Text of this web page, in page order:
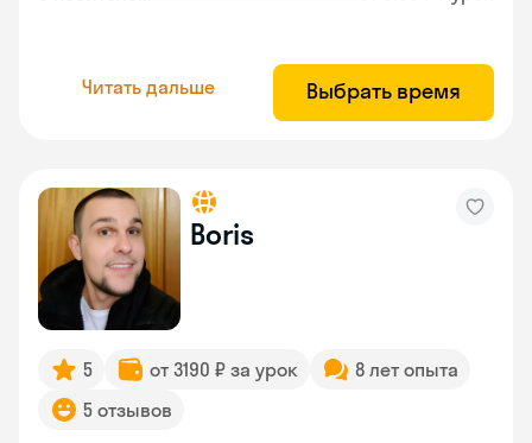
Читать дальше Выбрать время
Boris
5 от 3190 ₽ за урок
8 лет опыта
5 отзывов